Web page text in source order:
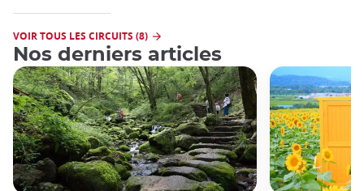
VOIR TOUS LES CIRCUITS (8)
Nos derniers articles